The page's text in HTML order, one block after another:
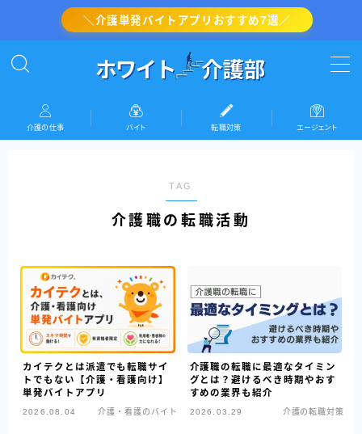
＼介護単発バイトアプリおすすめ7選／
MENU
介護の転職対策
お問い合わせ
介護の仕事 バイト 転職対策 エージェント
TAG
介護職の転職活動
カイテクとは派遣でも転職サイ
トでもない【介護・看護向け】
単発バイトアプリ
2026.08.04 介護・看護のバイト
介護職の転職に最適なタイミン
グとは？避けるべき時期やおす
すめの業界も紹介
2026.03.29 介護の転職対策